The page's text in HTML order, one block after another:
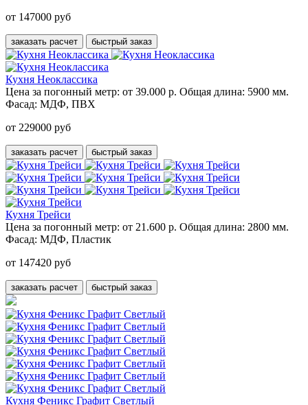
от 147000 руб
заказать расчет быстрый заказ
Кухня Неоклассика
Цена за погонный метр: от 39.000 р. Общая длина: 5900 мм.
Фасад: МДФ, ПВХ
от 229000 руб
заказать расчет быстрый заказ
Кухня Трейси
Цена за погонный метр: от 21.600 р. Общая длина: 2800 мм.
Фасад: МДФ, Пластик
от 147420 руб
заказать расчет быстрый заказ
Кухня Феникс Графит Светлый